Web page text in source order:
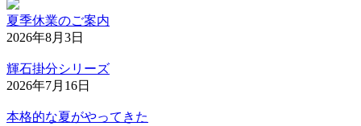
夏季休業のご案内
2026年8月3日
輝石掛分シリーズ
2026年7月16日
本格的な夏がやってきた